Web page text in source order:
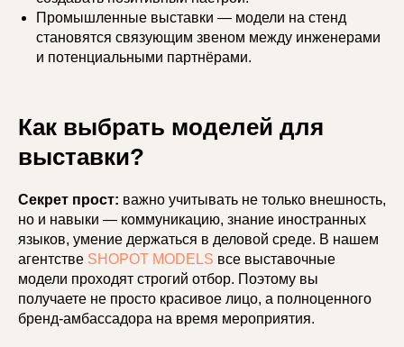
Промышленные выставки — модели на стенд
становятся связующим звеном между инженерами
и потенциальными партнёрами.
Как выбрать моделей для
выставки?
Секрет прост: важно учитывать не только внешность,
но и навыки — коммуникацию, знание иностранных
языков, умение держаться в деловой среде. В нашем
агентстве SHOPOT MODELS все выставочные
модели проходят строгий отбор. Поэтому вы
получаете не просто красивое лицо, а полноценного
бренд-амбассадора на время мероприятия.